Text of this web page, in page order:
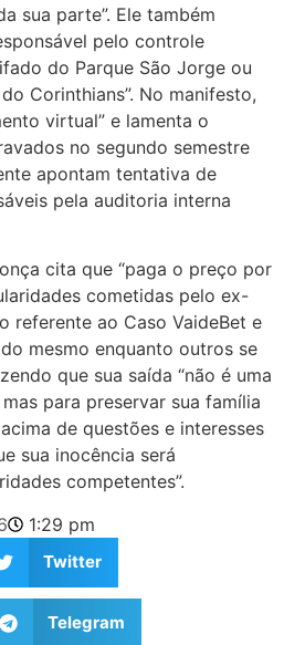
sua parte”. Ele também
pelo controle
do Parque São Jorge ou
Corinthians”. No manifesto,
virtual” e lamenta o
no segundo semestre
apontam tentativa de
pela auditoria interna
cita que “paga o preço por
cometidas pelo ex-
referente ao Caso VaideBet e
mesmo enquanto outros se
que sua saída “não é uma
para preservar sua família
de questões e interesses
sua inocência será
competentes”.
1:29 pm
Twitter
Telegram